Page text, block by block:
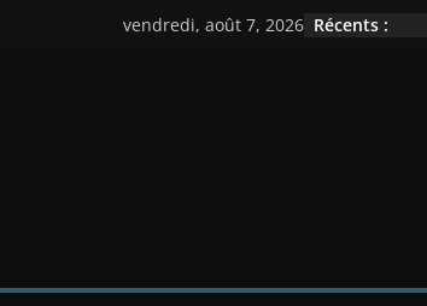
vendredi, août 7, 2026 Récents :